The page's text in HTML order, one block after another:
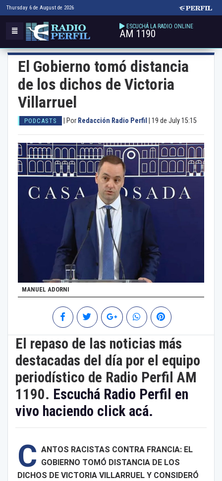
Thursday 6 de August de 2026
ESCUCHÁ LA RADIO ONLINE
AM 1190
El Gobierno tomó distancia
de los dichos de Victoria
Villarruel
PODCASTS Por Redacción Radio Perfil 19 de July 15:15
MANUEL ADORNI
El repaso de las noticias más
destacadas del día por el equipo
periodístico de Radio Perfil AM
1190. Escuchá Radio Perfil en
vivo haciendo click acá.
C ANTOS RACISTAS CONTRA FRANCIA: EL
GOBIERNO TOMÓ DISTANCIA DE LOS
DICHOS DE VICTORIA VILLARRUEL Y CONSIDERÓ